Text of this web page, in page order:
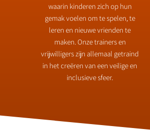
waarin kinderen zich op hun
gemak voelen om te spelen, te
leren en nieuwe vrienden te
maken. Onze trainers en
vrijwilligers zijn allemaal getraind
in het creëren van een veilige en
inclusieve sfeer.